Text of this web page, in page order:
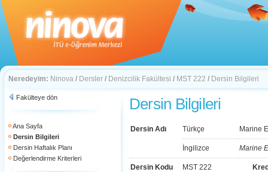
Neredeyim: Ninova / Dersler / Denizcilik Fakültesi / MST 222 / Dersin Bilgileri
Fakülteye dön
Ana Sayfa
Dersin Bilgileri
Dersin Haftalık Planı
Değerlendirme Kriterleri
Dersin Bilgileri
Dersin Adı Türkçe Marine
İngilizce Marine
Dersin Kodu MST 222